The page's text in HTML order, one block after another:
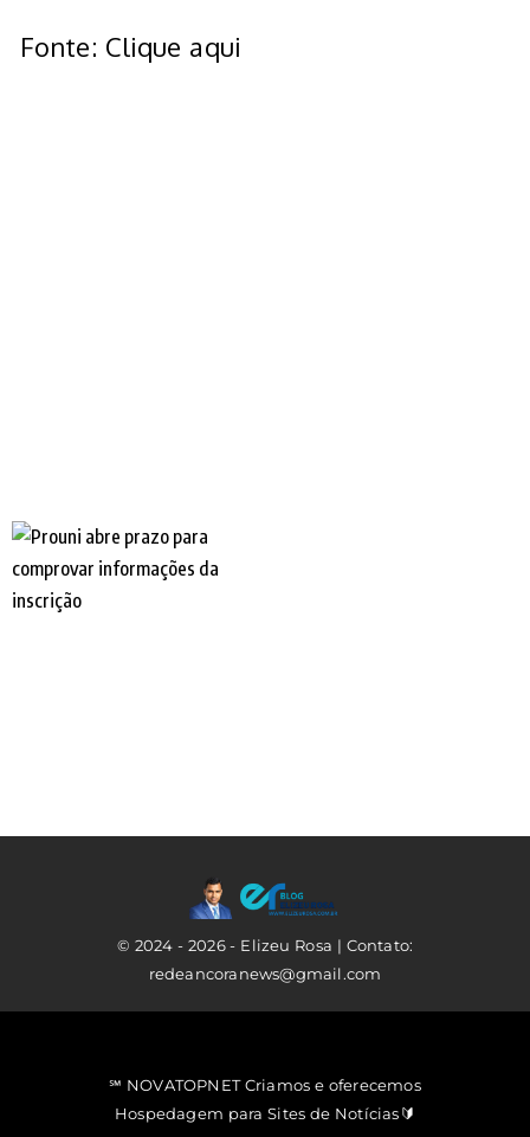
Fonte: Clique aqui
© 2024 - 2026 - Elizeu Rosa | Contato:
redeancoranews@gmail.com
℠ NOVATOPNET Criamos e oferecemos
Hospedagem para Sites de Notícias🔰